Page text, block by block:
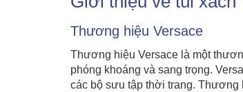
Thương hiệu Versace
Thương hiệu Versace là một
phóng khoáng và sang trọng.
các bộ sưu tập thời trang. Thương